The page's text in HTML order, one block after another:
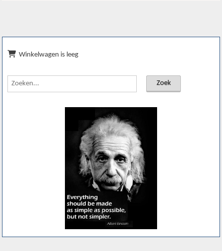
Winkelwagen is leeg